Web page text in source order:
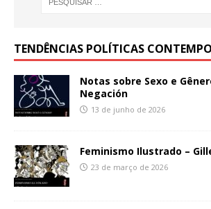
TENDÊNCIAS POLÍTICAS
Notas sobre Sexo e
Negación
13 de junho de 2026
Feminismo Ilustrado –
23 de março de 2026